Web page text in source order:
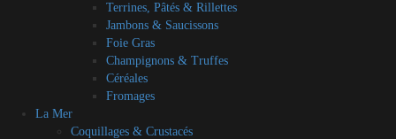
Terrines, Pâtés & Rillettes
Jambons & Saucissons
Foie Gras
Champignons & Truffes
Céréales
Fromages
La Mer
Coquillages & Crustacés